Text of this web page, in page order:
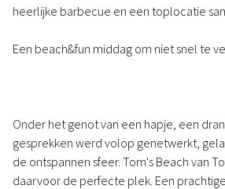
heerlijke barbecue en een toplocatie
Een beach&fun middag om niet snel te
Onder het genot van een hapje, een
gesprekken werd volop genetwerkt,
de ontspannen sfeer. Tom's Beach van
daarvoor de perfecte plek. Een